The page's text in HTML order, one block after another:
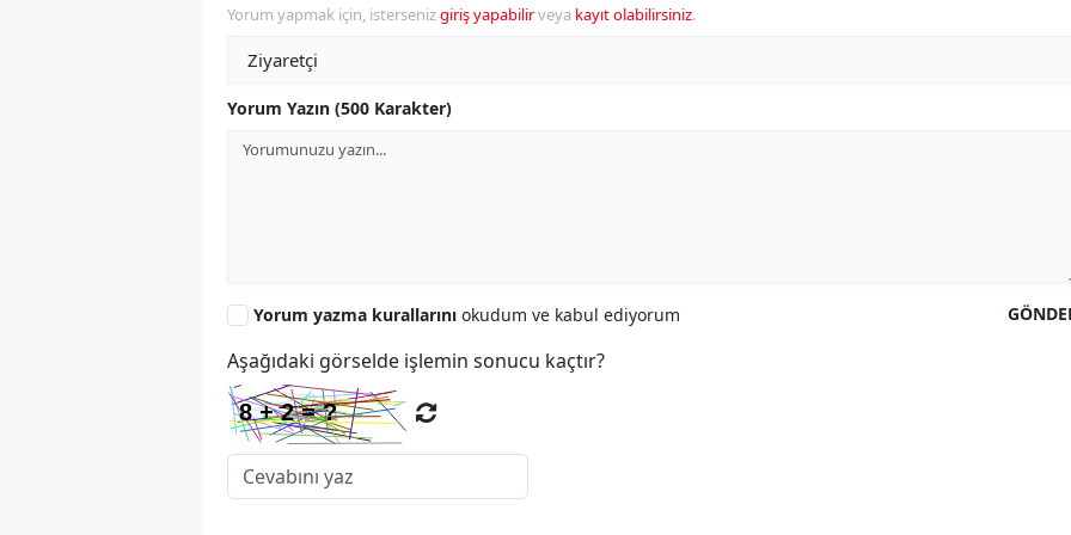
Yorum yapmak için, istersenizgiriş yapabilirveya kayıt olabilirsiniz.
Yorum Yazın (500 Karakter)
Yorum yazma kurallarını okudum ve kabul ediyorum
Aşağıdaki görselde işlemin sonucu kaçtır?